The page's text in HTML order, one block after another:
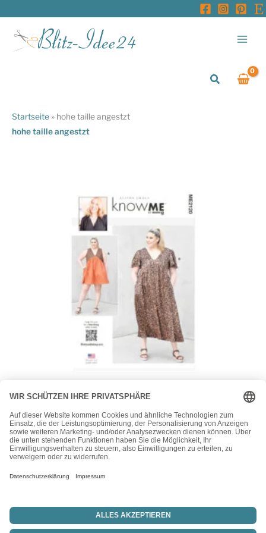
springen
Suchen
Startseite » hohe taille angestzt
hohe taille angestzt
knowME
knowME Schnittmuster – ME2120 – lässig weites
Sommerkleid
15,50€